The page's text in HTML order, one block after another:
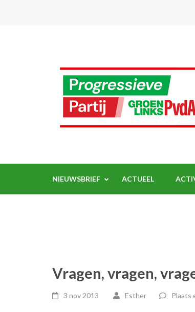
NIEUWSBRIEF ACTUEEL
Vragen, vragen,
3 nov 2013 Esther Plaats